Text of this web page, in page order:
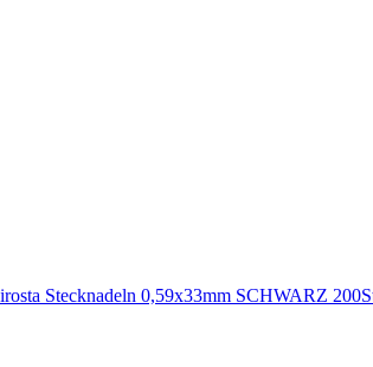
Stecknadeln 0,59x33mm SCHWARZ